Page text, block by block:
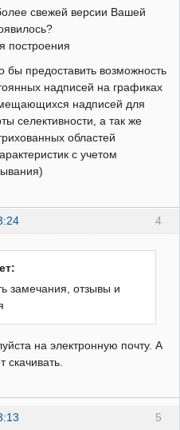
свежей версии Вашей
построения
бы предоставить возможность
надписей на графиках
надписей для
селективности, а так же
областей
с учетом
4
замечания, отзывы и
на электронную почту. А
скачивать.
5